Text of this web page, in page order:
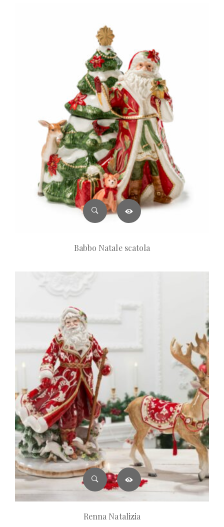
Babbo Natale scatola
Renna Natalizia